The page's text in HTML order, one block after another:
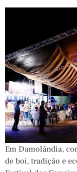
Em Damolândia,
de boi, tradição e